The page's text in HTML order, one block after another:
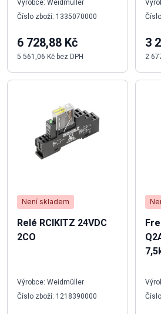
Výrobce: Weidmüller
Číslo zboží: 1335070000
6 728,88 Kč
5 561,06 Kč bez DPH
Není skladem
Relé RCIKITZ 24VDC
2CO
Výrobce: Weidmüller
Číslo zboží: 1218390000
3
2